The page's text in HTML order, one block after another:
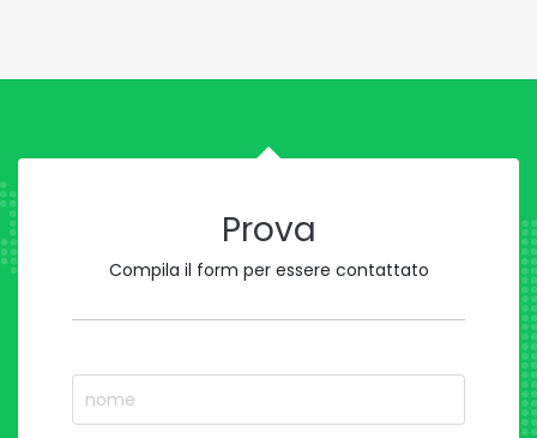
Prova
Compila il form per essere contattato